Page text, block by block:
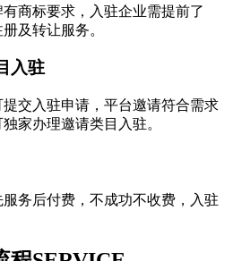
商标要求，入驻企业需提前了
及转让服务。
入驻
交入驻申请，平台邀请符合需求
家办理邀请类目入驻。
务后付费，不成功不收费，入驻